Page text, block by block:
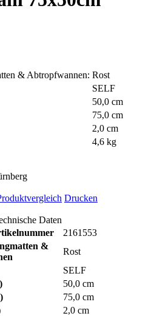
& Abtropfwannen: Rost
SELF
50,0 cm
75,0 cm
2,0 cm
4,6 kg
Drucken
Daten
2161553
&
Rost
SELF
50,0 cm
75,0 cm
2,0 cm